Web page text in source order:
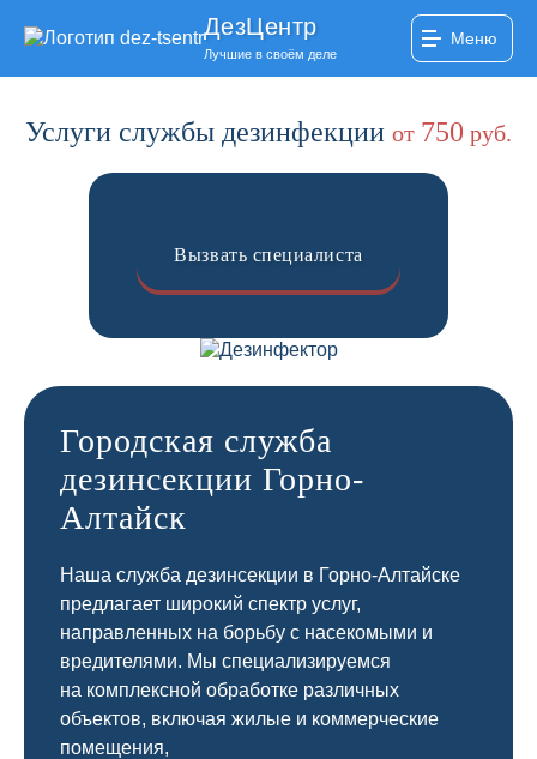
ДезЦентр
Лучшие в своём деле
Меню
Услуги службы дезинфекции от 750 руб.
Вызвать специалиста
Городская служба
дезинсекции Горно-
Алтайск
Наша служба дезинсекции в Горно-Алтайске
предлагает широкий спектр услуг,
направленных на борьбу с насекомыми и
вредителями. Мы специализируемся
на комплексной обработке различных
объектов, включая жилые и коммерческие
помещения,